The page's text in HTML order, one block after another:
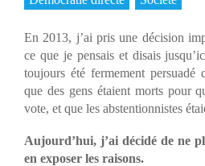
En 2013, j’ai pris une décision
ce que je pensais et disais
toujours été fermement
que des gens étaient morts pour
vote, et que les abstentionnistes
Aujourd’hui, j’ai décidé de ne
en exposer les raisons.